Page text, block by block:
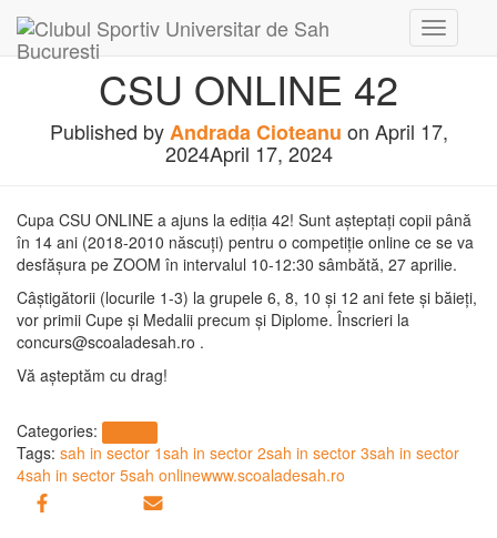
Toggle
CSU ONLINE 42
Published byAndrada Cioteanu on April 17,
2024April 17, 2024
Cupa CSU ONLINE a ajuns la ediția 42! Sunt așteptați copii până
în 14 ani (2018-2010 născuți) pentru o competiție online ce se va
desfășura pe ZOOM în intervalul 10-12:30 sâmbătă, 27 aprilie.
Câștigătorii (locurile 1-3) la grupele 6, 8, 10 și 12 ani fete și băieți,
vor primii Cupe și Medalii precum și Diplome. Înscrieri la
concurs@scoaladesah.ro .
Vă așteptăm cu drag!
Categories:
Tags: sah in sector 1sah in sector 2sah in sector 3sah in sector
4sah in sector 5sah onlinewww.scoaladesah.ro